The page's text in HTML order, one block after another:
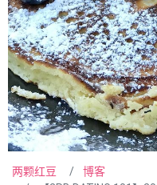
两颗红豆
博客